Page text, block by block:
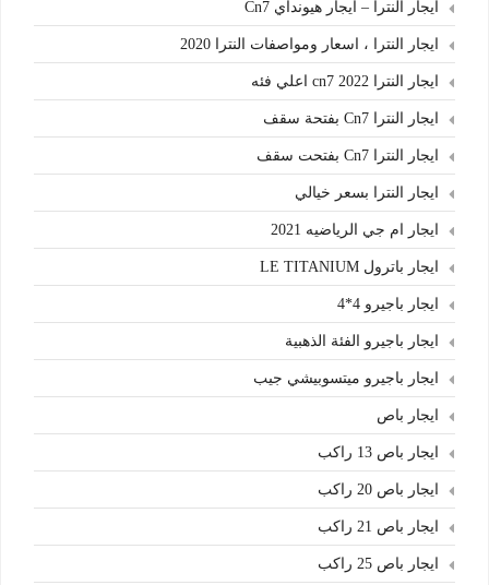
ايجار النترا – ايجار هيونداي Cn7
ايجار النترا ، اسعار ومواصفات النترا 2020
ايجار النترا cn7 2022 اعلي فئه
ايجار النترا Cn7 بفتحة سقف
ايجار النترا Cn7 بفتحت سقف
ايجار النترا بسعر خيالي
ايجار ام جي الرياضيه 2021
ايجار باترول LE TITANIUM
ايجار باجيرو 4*4
ايجار باجيرو الفئة الذهبية
ايجار باجيرو ميتسوبيشي جيب
ايجار باص
ايجار باص 13 راكب
ايجار باص 20 راكب
ايجار باص 21 راكب
ايجار باص 25 راكب